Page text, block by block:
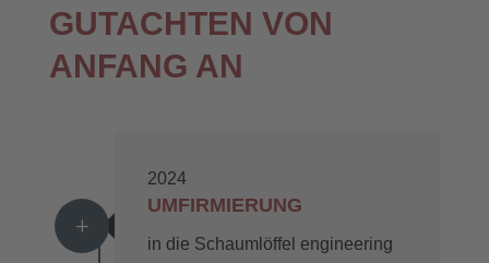
GUTACHTEN VON
ANFANG AN
L
2024
UMFIRMIERUNG
in die Schaumlöffel engineering